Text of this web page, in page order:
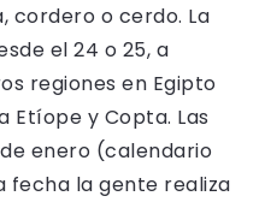
cordero o cerdo. La
el 24 o 25, a
regiones en Egipto
Etíope y Copta. Las
enero (calendario
fecha la gente realiza